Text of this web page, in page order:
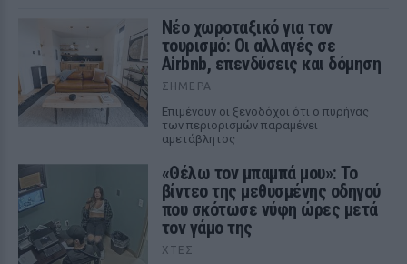
Νέο χωροταξικό για τον
τουρισμό: Οι αλλαγές σε
Airbnb, επενδύσεις και δόμηση
ΣΉΜΕΡΑ
Επιμένουν οι ξενοδόχοι ότι ο πυρήνας
των περιορισμών παραμένει
αμετάβλητος
«Θέλω τον μπαμπά μου»: Το
βίντεο της μεθυσμένης οδηγού
που σκότωσε νύφη ώρες μετά
τον γάμο της
ΧΤΕΣ